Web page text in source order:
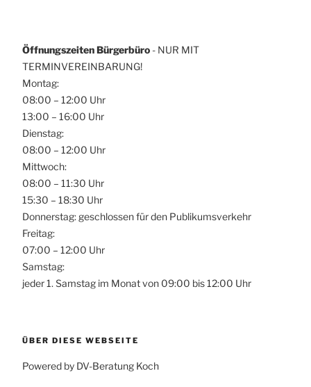
Öffnungszeiten Bürgerbüro - NUR MIT
TERMINVEREINBARUNG!
Montag:
08:00 – 12:00 Uhr
13:00 – 16:00 Uhr
Dienstag:
08:00 – 12:00 Uhr
Mittwoch:
08:00 – 11:30 Uhr
15:30 – 18:30 Uhr
Donnerstag: geschlossen für den Publikumsverkehr
Freitag:
07:00 – 12:00 Uhr
Samstag:
jeder 1. Samstag im Monat von 09:00 bis 12:00 Uhr
ÜBER DIESE WEBSEITE
Powered by DV-Beratung Koch